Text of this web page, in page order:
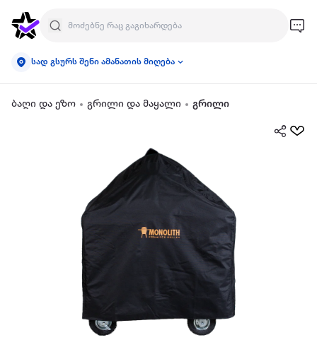
სად გსურს შენი ამანათის მიღება
ბაღი და ეზო გრილი და მაყალი გრილი